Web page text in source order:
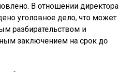
В отношении директора
уголовное дело, что может
разбирательством и
заключением на срок до